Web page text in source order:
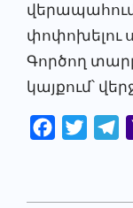
փոփոխելու
Գործող
կայքում՝
Facebook
Twitter